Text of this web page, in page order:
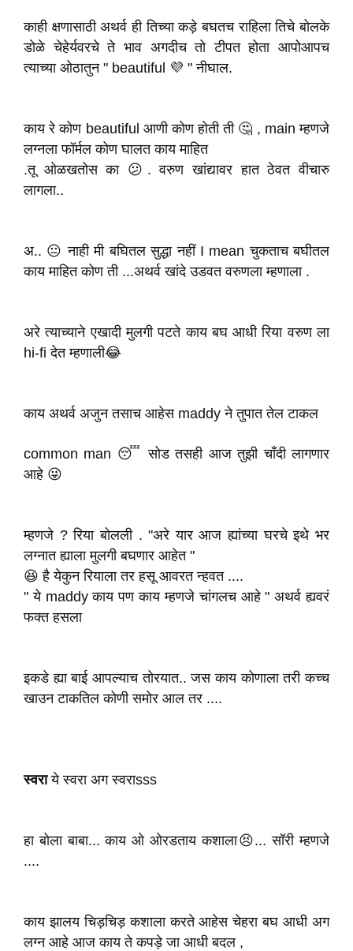
काही क्षणासाठी अथर्व ही तिच्या कड़े बघतच राहिला तिचे बोलके
डोळे चेहेर्यवरचे ते भाव अगदीच तो टीपत होता आपोआपच
त्याच्या ओठातुन " beautiful 💜 " नीघाल.
काय रे कोण beautiful आणी कोण होती ती 🤔 , main म्हणजे
लग्नला फॉर्मल कोण घालत काय माहित
.तू ओळखतोस का 😕. वरुण खांद्यावर हात ठेवत वीचारु
लागला..
अ.. 😐 नाही मी बघितल सुद्धा नहीं I mean चुकताच बघीतल
काय माहित कोण ती ...अथर्व खांदे उडवत वरुणला म्हणाला .
अरे त्याच्याने एखादी मुलगी पटते काय बघ आधी रिया वरुण ला
hi-fi देत म्हणाली😂
काय अथर्व अजुन तसाच आहेस maddy ने तुपात तेल टाकल
common man 😴 सोड तसही आज तुझी चाँदी लागणार
आहे 😜
म्हणजे ? रिया बोलली . "अरे यार आज ह्यांच्या घरचे इथे भर
लग्नात ह्याला मुलगी बघणार आहेत "
😆 है येकुन रियाला तर हसू आवरत न्हवत ....
" ये maddy काय पण काय म्हणजे चांगलच आहे " अथर्व ह्यवरं
फक्त हसला
इकडे ह्या बाई आपल्याच तोरयात.. जस काय कोणाला तरी कच्च
खाउन टाकतिल कोणी समोर आल तर ....
स्वराये स्वरा अग स्वराsss
हा बोला बाबा... काय ओ ओरडताय कशाला😣... सॉरी म्हणजे
....
काय झालय चिड़चिड़ कशाला करते आहेस चेहरा बघ आधी अग
लग्न आहे आज काय ते कपड़े जा आधी बदल ,